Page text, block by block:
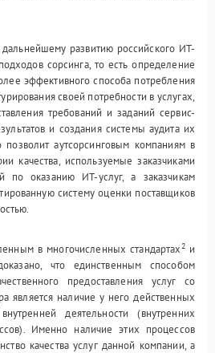
развитию российского ИТ-
сорсинга, то есть определение
эффективного способа потребления
своей потребности в услугах,
требований и заданий сервис-
и создания системы аудита их
позволит аутсорсинговым компаниям в
качества, используемые заказчиками
по оказанию ИТ-услуг, а заказчикам
систему оценки поставщиков
в многочисленных стандартах2и
что единственным способом
предоставления услуг со
является наличие у него действенных
деятельности (внутренних
Именно наличие этих процессов
качества услуг данной компании, а